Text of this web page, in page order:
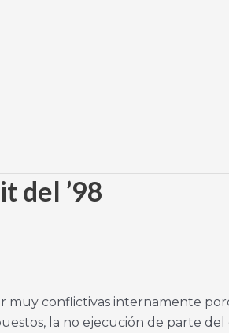
del ’98
muy conflictivas internamente
la no ejecución de parte